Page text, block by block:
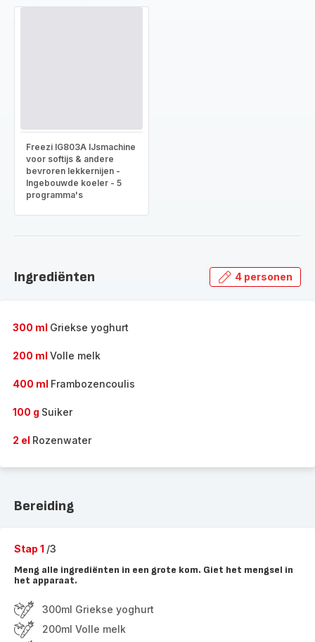
Freezi IG803A IJsmachine
voor softijs & andere
bevroren lekkernijen -
Ingebouwde koeler - 5
programma's
Ingrediënten 4 personen
300 ml Griekse yoghurt
200 ml Volle melk
400 ml Frambozencoulis
100 g Suiker
2 el Rozenwater
Bereiding
Stap 1 /3
Meng alle ingrediënten in een grote kom. Giet het mengsel in
het apparaat.
300ml Griekse yoghurt
200ml Volle melk